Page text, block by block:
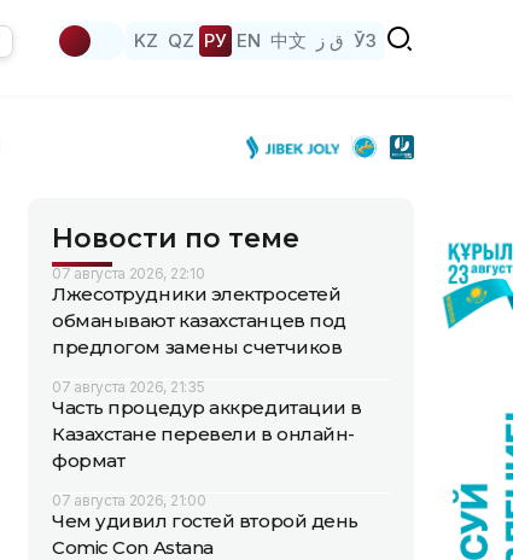
KZ QZ РУ EN 中文 ق ز ЎЗ
Новости по теме
07 августа 2026, 22:10
Лжесотрудники электросетей
обманывают казахстанцев под
предлогом замены счетчиков
07 августа 2026, 21:35
Часть процедур аккредитации в
Казахстане перевели в онлайн-
формат
07 августа 2026, 21:00
Чем удивил гостей второй день
Comic Con Astana